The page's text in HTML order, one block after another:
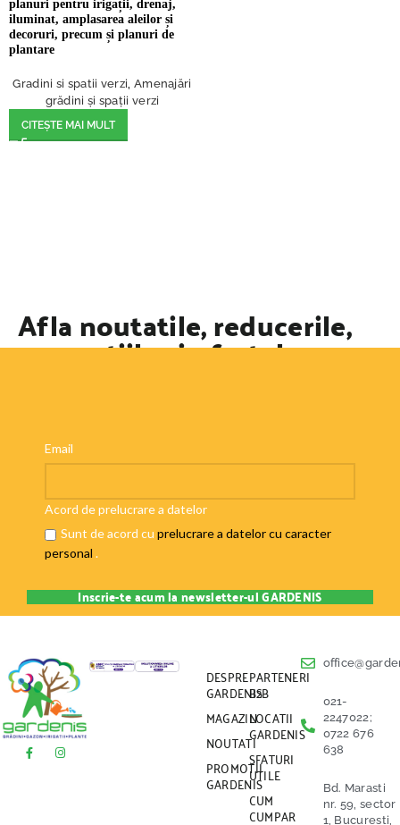
planuri pentru irigații, drenaj,
iluminat, amplasarea aleilor și
decoruri, precum și planuri de
plantare
Gradini si spatii verzi Amenajări
grădini și spații verzi
CITEȘTE MAI MULT
Afla noutatile, reducerile,
promotiile si ofertele
Email
Acord de prelucrare a datelor
Sunt de acord cu prelucrare a datelor cu caracter
personal .
DESPRE
GARDENIS
MAGAZIN
NOUTATI
PROMOTII
GARDENIS
PARTENERI
B2B
LOCATII
GARDENIS
SFATURI
UTILE
CUM
CUMPAR
021-
2247022;
0722 676
638
Bd. Marasti
nr. 59, sector
1, Bucuresti,